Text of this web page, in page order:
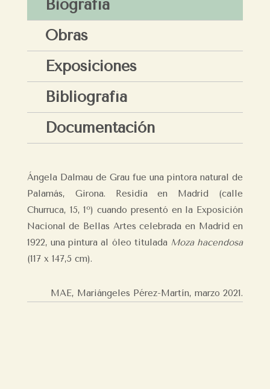
Biografía
Obras
Exposiciones
Bibliografía
Documentación
Ángela Dalmau de Grau fue una pintora natural de
Palamás, Girona. Residía en Madrid (calle
Churruca, 15, 1º) cuando presentó en la Exposición
Nacional de Bellas Artes celebrada en Madrid en
1922, una pintura al óleo titulada Moza hacendosa
(117 x 147,5 cm).
MAE, Mariángeles Pérez-Martín,marzo 2021.